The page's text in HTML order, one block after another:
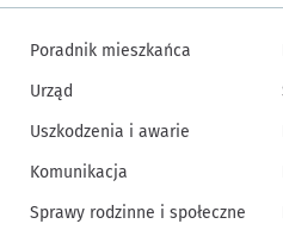
Poradnik mieszkańca
Urząd
Uszkodzenia i awarie
Komunikacja
Sprawy rodzinne i społeczne